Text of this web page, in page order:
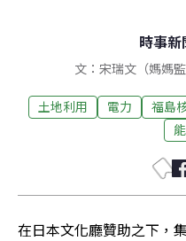
時事新
文：宋瑞文（媽媽
土地利用 電力 福島
在日本文化廳贊助之下，